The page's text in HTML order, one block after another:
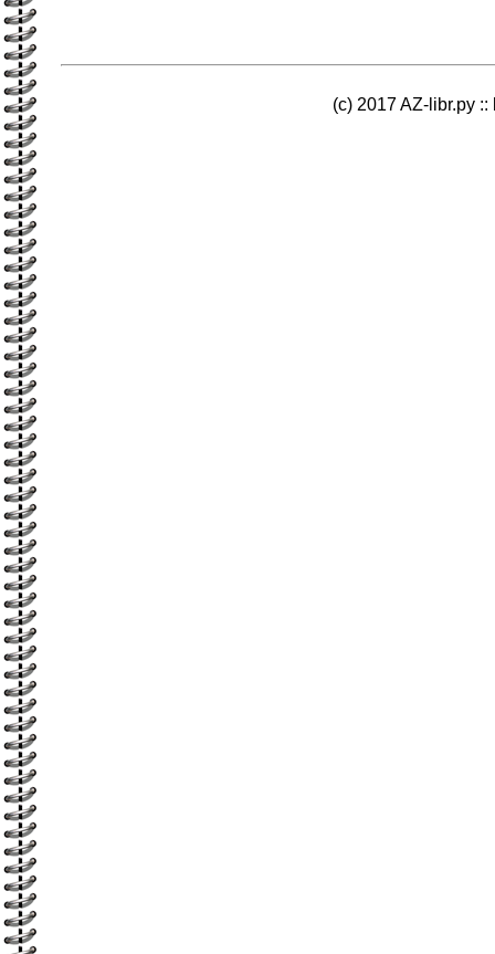
(c) 2017 AZ-libr.ру ::